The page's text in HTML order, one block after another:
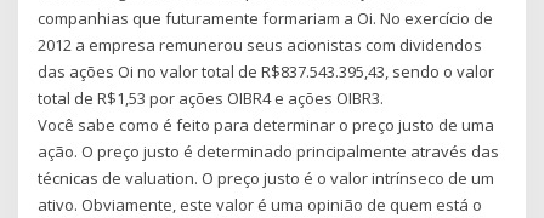
companhias que futuramente formariam a Oi. No exercício de
2012 a empresa remunerou seus acionistas com dividendos
das ações Oi no valor total de R$837.543.395,43, sendo o valor
total de R$1,53 por ações OIBR4 e ações OIBR3.
Você sabe como é feito para determinar o preço justo de uma
ação. O preço justo é determinado principalmente através das
técnicas de valuation. O preço justo é o valor intrínseco de um
ativo. Obviamente, este valor é uma opinião de quem está o